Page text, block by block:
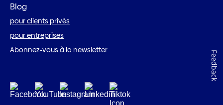
Blog
pour clients privés
pour entreprises
Abonnez-vous à la newsletter
Feedback